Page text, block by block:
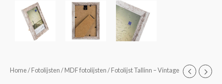
Home/ Fotolijsten / MDF fotolijsten / Fotolijst Tallinn – Vintage
Prijsklasse:
Fotolijst